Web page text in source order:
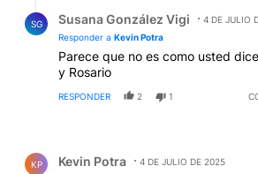
SG Susana González Vigi
4 DE JULIO
Responder a Kevin Potra
Parece que no es como usted
y Rosario
RESPONDER 2 1
KP Kevin Potra 4 DE JULIO DE 2025